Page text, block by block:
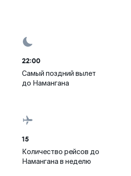
22:00
Самый поздний вылет
до Намангана
15
Количество рейсов до
Намангана в неделю